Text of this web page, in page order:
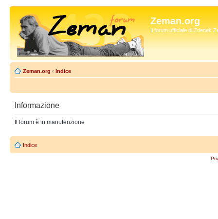
Zeman.org
Il forum ufficiale di Zdenek
Zeman.org ‹ Indice
Informazione
Il forum è in manutenzione
Indice